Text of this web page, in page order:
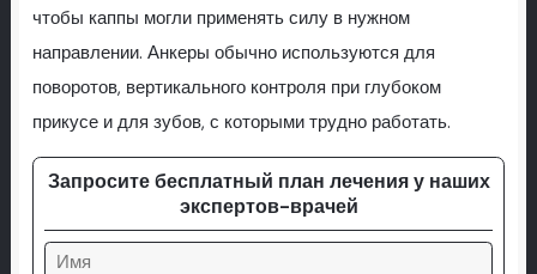
чтобы каппы могли применять силу в нужном
направлении. Анкеры обычно используются для
поворотов, вертикального контроля при глубоком
прикусе и для зубов, с которыми трудно работать.
Запросите бесплатный план лечения у наших
экспертов-врачей